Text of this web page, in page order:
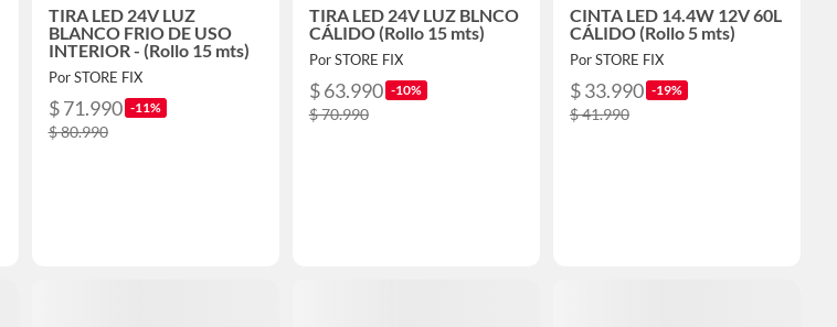
TIRA LED 24V LUZ
BLANCO FRIO DE USO
INTERIOR - (Rollo 15 mts)
Por STORE FIX
$ 71.990 -11%
$ 80.990
TIRA LED 24V LUZ BLNCO
CÁLIDO (Rollo 15 mts)
Por STORE FIX
$ 63.990 -10%
$ 70.990
CINTA LED 14.4W 12V 60L
CÁLIDO (Rollo 5 mts)
Por STORE FIX
$ 33.990 -19%
$ 41.990